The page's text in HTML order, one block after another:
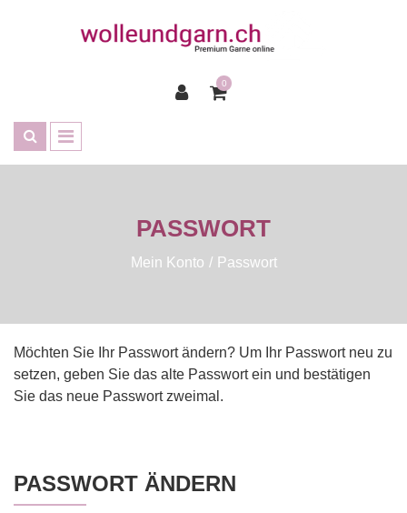
0
PASSWORT
Mein Konto Passwort
Möchten Sie Ihr Passwort ändern? Um Ihr Passwort neu zu
setzen, geben Sie das alte Passwort ein und bestätigen
Sie das neue Passwort zweimal.
PASSWORT ÄNDERN